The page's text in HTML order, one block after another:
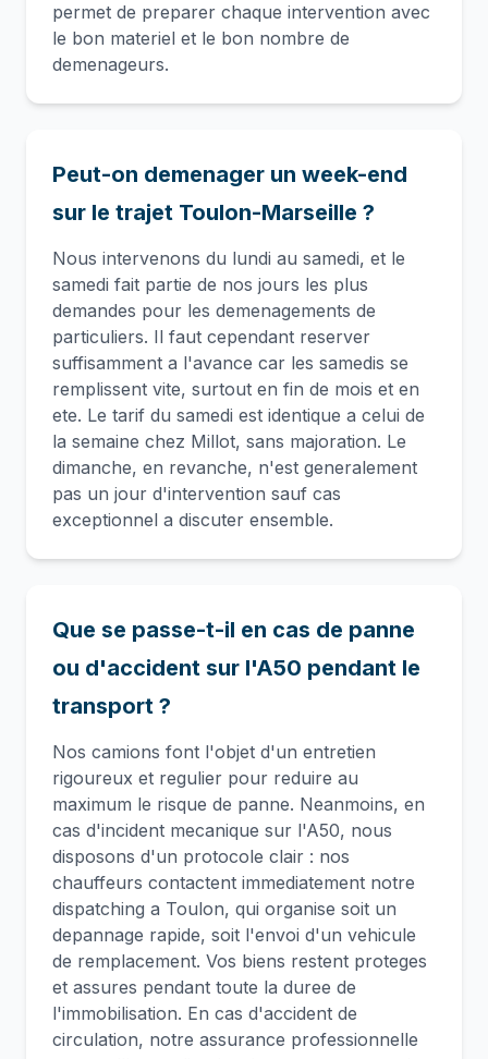
permet de preparer chaque intervention avec
le bon materiel et le bon nombre de
demenageurs.
Peut-on demenager un week-end
sur le trajet Toulon-Marseille ?
Nous intervenons du lundi au samedi, et le
samedi fait partie de nos jours les plus
demandes pour les demenagements de
particuliers. Il faut cependant reserver
suffisamment a l'avance car les samedis se
remplissent vite, surtout en fin de mois et en
ete. Le tarif du samedi est identique a celui de
la semaine chez Millot, sans majoration. Le
dimanche, en revanche, n'est generalement
pas un jour d'intervention sauf cas
exceptionnel a discuter ensemble.
Que se passe-t-il en cas de panne
ou d'accident sur l'A50 pendant le
transport ?
Nos camions font l'objet d'un entretien
rigoureux et regulier pour reduire au
maximum le risque de panne. Neanmoins, en
cas d'incident mecanique sur l'A50, nous
disposons d'un protocole clair : nos
chauffeurs contactent immediatement notre
dispatching a Toulon, qui organise soit un
depannage rapide, soit l'envoi d'un vehicule
de remplacement. Vos biens restent proteges
et assures pendant toute la duree de
l'immobilisation. En cas d'accident de
circulation, notre assurance professionnelle